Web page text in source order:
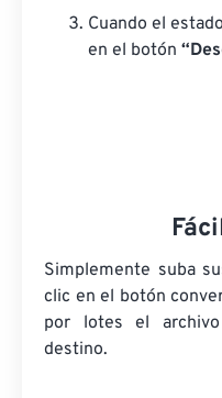
Cuando el
en el botón
Simplemente suba
clic en el botón
por lotes el
destino.